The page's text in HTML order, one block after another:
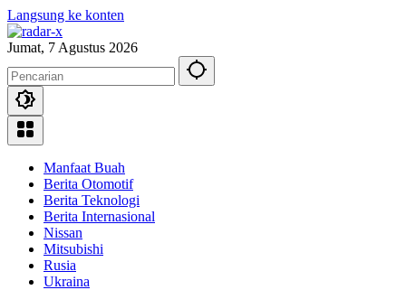
Langsung ke konten
Jumat, 7 Agustus 2026
Manfaat Buah
Berita Otomotif
Berita Teknologi
Berita Internasional
Nissan
Mitsubishi
Rusia
Ukraina